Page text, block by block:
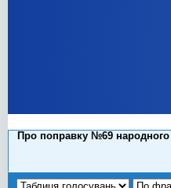
Про поправку №69 народного